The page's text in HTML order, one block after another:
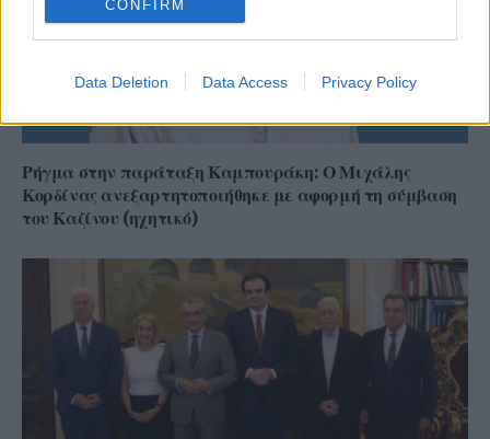
CONFIRM
Data Deletion Data Access Privacy Policy
Ρήγμα στην παράταξη Καμπουράκη: Ο Μιχάλης
Κορδίνας ανεξαρτητοποιήθηκε με αφορμή τη σύμβαση
του Καζίνου (ηχητικό)